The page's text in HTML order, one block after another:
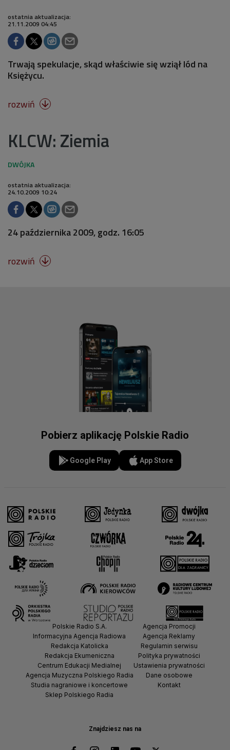
ostatnia aktualizacja:
21.11.2009 04:45
Trwają spekulacje, skąd właściwie się wziął lód na
Księżycu.
rozwiń 
KLCW: Ziemia
ostatnia aktualizacja:
24.10.2009 10:24
24 października 2009, godz. 16:05
rozwiń 
Pobierz aplikację Polskie Radio
Google Play App Store
Znajdziesz nas na
Polskie Radio S.A.
Informacyjna Agencja Radiowa
Redakcja Katolicka
Redakcja Ekumeniczna
Centrum Edukacji Medialnej
Agencja Muzyczna Polskiego Radia
Studia nagraniowe i koncertowe
Sklep Polskiego Radia
Agencja Promocji
Agencja Reklamy
Regulamin serwisu
Polityka prywatności
Ustawienia prywatności
Dane osobowe
Kontakt